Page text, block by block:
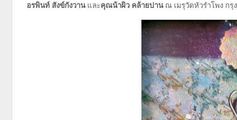
อรพินท์ สังข์กังวานและคุณน้าผิว คล้ายปานณ เมรุวัดหัวรำโพง ก